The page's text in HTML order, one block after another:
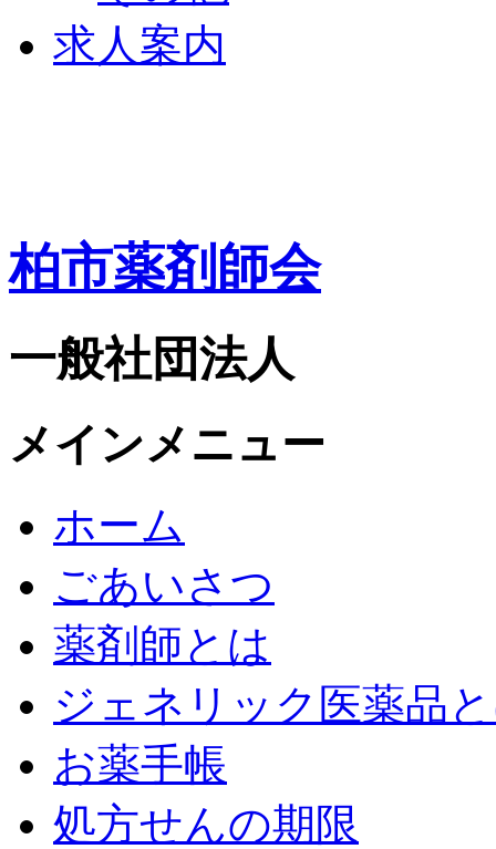
求人案内
柏市薬剤師会
一般社団法人
メインメニュー
ホーム
ごあいさつ
薬剤師とは
ジェネリック医薬品
お薬手帳
処方せんの期限